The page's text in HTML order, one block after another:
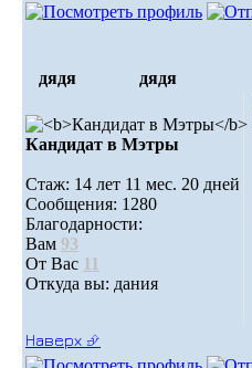
дядя дядя
Кандидат в Мэтры
Стаж: 14 лет 11 мес. 20 дней
Сообщения: 1280
Благодарности:
Вам 93
От Вас 11
Откуда вы: дания
Наверх ⮵